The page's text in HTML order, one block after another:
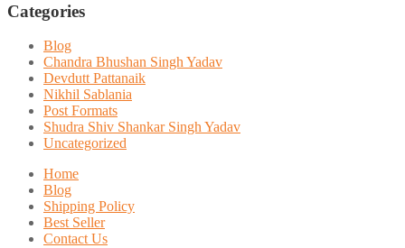
Categories
Blog
Chandra Bhushan Singh Yadav
Devdutt Pattanaik
Nikhil Sablania
Post Formats
Shudra Shiv Shankar Singh Yadav
Uncategorized
Home
Blog
Shipping Policy
Best Seller
Contact Us